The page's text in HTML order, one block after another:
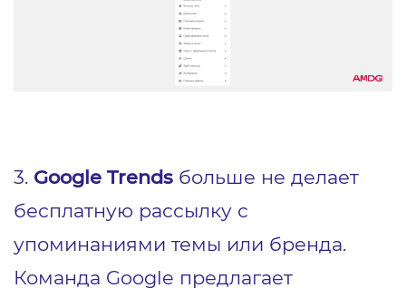
3. Google Trends больше не делает
бесплатную рассылку с
упоминаниями темы или бренда.
Команда Google предлагает